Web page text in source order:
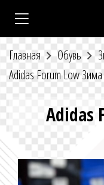
Главная Обувь
Adidas Forum Low Зима
Adidas